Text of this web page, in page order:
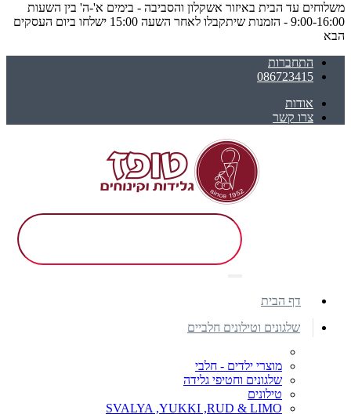
משלוחים עד הבית באיזור אשקלון והסביבה - בימים א'-ה' בין השעות
9:00-16:00 - הזמנות שיתקבלו לאחר השעה 15:00 ישלחו ביום העסקים
הבא
התחברות
086723415
אודות
צרו קשר
דף הבית
שלגונים וטילונים חלביים
מוצרי ילדים - חלבי
שלגונים וחטיפי גלידה
טילונים
SVALYA ,YUKKI ,RUD & LIMO